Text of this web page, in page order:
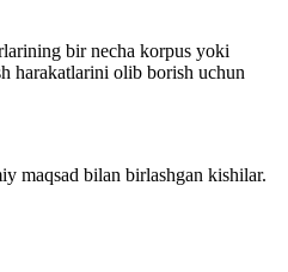
bir necha korpus yoki
harakatlarini olib borish uchun
maqsad bilan birlashgan kishilar.